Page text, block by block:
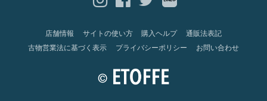
店舗情報 サイトの使い方 購入ヘルプ
通販法表記
古物営業法に基づく表示
プライバシーポリシー お問い合わせ